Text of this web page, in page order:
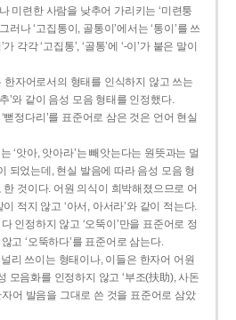
미련한 사람을 낮추어 가리키는 ‘미련퉁
러나 ‘고집통이, 골통이’에서는 ‘통이’를 쓰
각각 ‘고집통’, ‘골통’에 ‘-이’가 붙은 말이
한자어로서의 형태를 인식하지 않고 쓰는
’와 같이 음성 모음 형태를 인정했다.
정다리’를 표준어로 삼은 것은 언어 현실
‘앗아, 앗아라’는 빼앗는다는 원뜻과는 멀
되었는데, 현실 발음에 따라 음성 모음 형
한 것이다. 어원 의식이 희박해졌으므로 어
이 적지 않고 ‘아서, 아서라’와 같이 적는다.
인정하지 않고 ‘오뚝이’만을 표준어로 정
고 ‘오뚝하다’를 표준어로 삼는다.
리 쓰이는 형태이나, 이들은 한자어 어원
모음화를 인정하지 않고 ‘부조(扶助), 사돈
어 발음을 그대로 쓴 것을 표준어로 삼았